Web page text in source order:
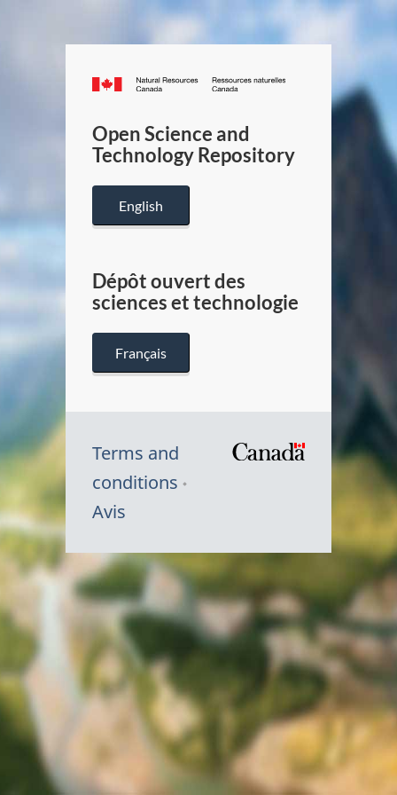
Canada.ca
/
Canada
Open Science and
Technology Repository
English
Dépôt ouvert des
sciences et technologie
Français
Terms and
conditions
Avis
Canada